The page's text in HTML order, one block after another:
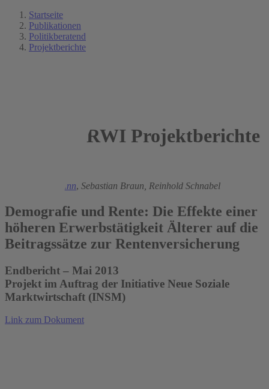
Startseite
Publikationen
Politikberatend
Projektberichte
RWI Projektberichte
Ronald Bachmann, Sebastian Braun, Reinhold Schnabel
Demografie und Rente: Die Effekte einer
höheren Erwerbstätigkeit Älterer auf die
Beitragssätze zur Rentenversicherung
Endbericht – Mai 2013
Projekt im Auftrag der Initiative Neue Soziale
Marktwirtschaft (INSM)
Link zum Dokument